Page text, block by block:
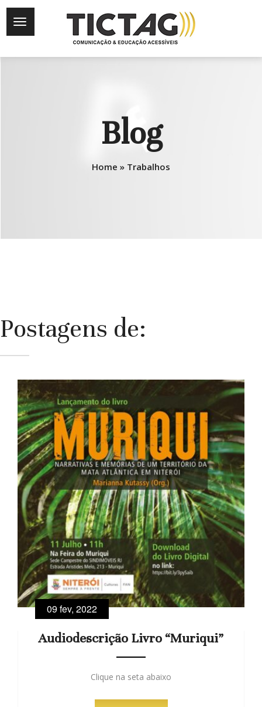
Blog
Home » Trabalhos
Postagens de:
09 fev, 2022
Audiodescrição Livro “Muriqui”
Clique na seta abaixo